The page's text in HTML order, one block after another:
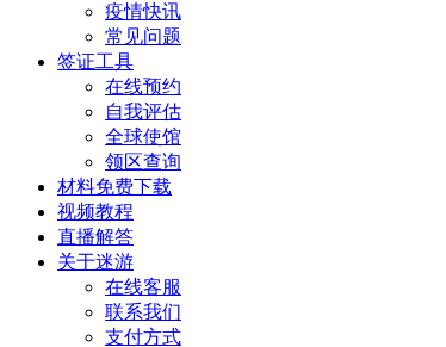
疫情快讯
常见问题
签证工具
在线预约
自我评估
全球使馆
领区查询
材料免费下载
视频教程
直播解答
关于迷游
在线客服
联系我们
支付方式